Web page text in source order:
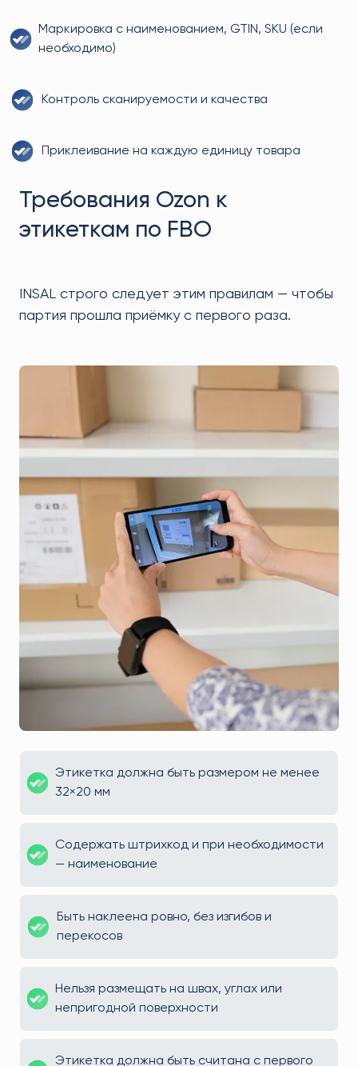
Маркировка с наименованием, GTIN, SKU (если
необходимо)
Контроль сканируемости и качества
Приклеивание на каждую единицу товара
Требования Ozon к
этикеткам по FBO
INSAL строго следует этим правилам — чтобы
партия прошла приёмку с первого раза.
Этикетка должна быть размером не менее
32×20 мм
Содержать штрихкод и при необходимости
— наименование
Быть наклеена ровно, без изгибов и
перекосов
Нельзя размещать на швах, углах или
непригодной поверхности
Этикетка должна быть считана с первого